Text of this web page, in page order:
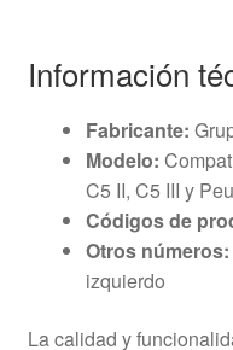
Información
Fabricante:
Modelo:
C5 II, C5 III y
Códigos de
Otros números:
izquierdo
La calidad y